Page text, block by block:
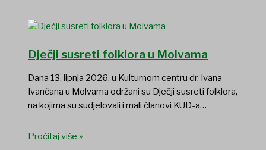
Dječji susreti folklora u Molvama
Dana 13. lipnja 2026. u Kulturnom centru dr. Ivana
Ivančana u Molvama održani su Dječji susreti folklora,
na kojima su sudjelovali i mali članovi KUD-a…
Pročitaj više »